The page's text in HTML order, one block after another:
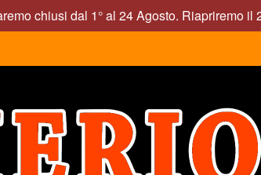
chiusi dal 1° al 24 Agosto. Riapriremo il